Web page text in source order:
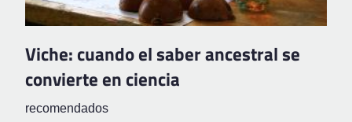
Viche: cuando el saber ancestral se
convierte en ciencia
recomendados